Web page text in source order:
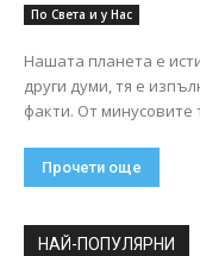
По Света и у Нас
Нашата планета е
други думи, тя е
факти. От минусовите
Прочети още
НАЙ-ПОПУЛЯРНИ